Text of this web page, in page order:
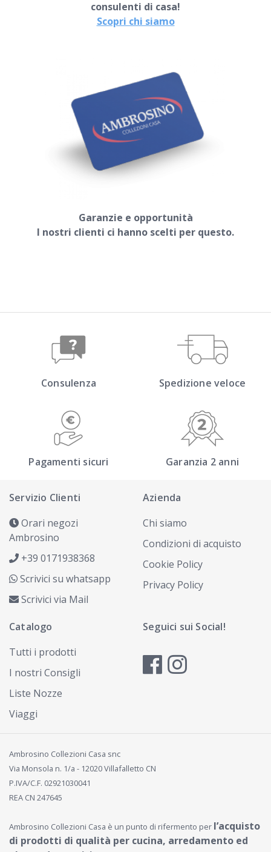
consulenti di casa!
Scopri chi siamo
Garanzie e opportunità
I nostri clienti ci hanno scelti per questo.
Consulenza Spedizione veloce
Pagamenti sicuri Garanzia 2 anni
Servizio Clienti
Orari negozi
Ambrosino
+39 0171938368
Scrivici su whatsapp
Scrivici via Mail
Azienda
Chi siamo
Condizioni di acquisto
Cookie Policy
Privacy Policy
Catalogo
Tutti i prodotti
I nostri Consigli
Liste Nozze
Viaggi
Seguici sui Social!
Ambrosino Collezioni Casa snc
Via Monsola n. 1/a - 12020 Villafalletto CN
P.IVA/C.F. 02921030041
REA CN 247645
Ambrosino Collezioni Casa è un punto di rifermento per l’acquisto
di prodotti di qualità per cucina, arredamento ed